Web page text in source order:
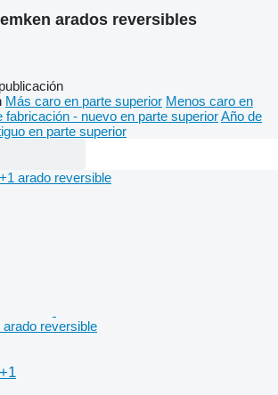
arados reversibles
Más caro en parte superior Menos caro en
fabricación - nuevo en parte superiorAño de
en parte superior
reversible